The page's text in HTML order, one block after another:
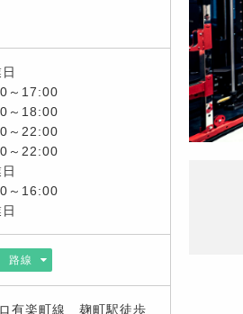
～17:00
～18:00
～22:00
～22:00
～16:00
路線
有楽町線 麹町駅徒歩